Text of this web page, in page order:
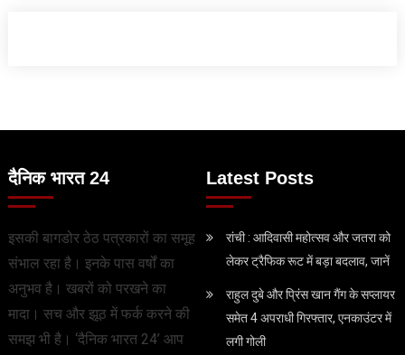
दैनिक भारत 24
इसकी बागडोर ठेठ पत्रकारों का समूह
संभाल रहा है। इनके पास वर्षों का
अनुभव है। खबरों को परखने का
मादा। सच और झूठ में फर्क करने की
समझ भी है। ‘दैनिक भारत 24’ आप
Latest Posts
रांची : आदिवासी महोत्सव और जतरा को
लेकर ट्रैफिक रूट में बड़ा बदलाव, जानें
राहुल दुबे और प्रिंस खान गैंग के सप्लायर
समेत 4 अपराधी गिरफ्तार, एनकाउंटर में
लगी गोली